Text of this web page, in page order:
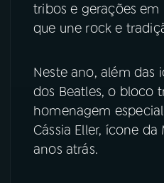
tribos e gerações
que une rock e
Neste ano, além das
dos Beatles, o bloco
homenagem
Cássia Eller, ícone da
anos atrás.